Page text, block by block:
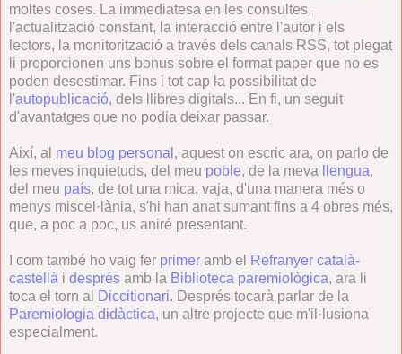
moltes coses. La immediatesa en les consultes,
l'actualització constant, la interacció entre l'autor i els
lectors, la monitorització a través dels canals RSS, tot plegat
li proporcionen uns bonus sobre el format paper que no es
poden desestimar. Fins i tot cap la possibilitat de
l'autopublicació, dels llibres digitals... En fi, un seguit
d'avantatges que no podia deixar passar.
Així, al meu blog personal , aquest on escric ara, on parlo de
les meves inquietuds, del meu poble, de la meva llengua,
del meu país, de tot una mica, vaja, d'una manera més o
menys miscel·lània, s'hi han anat sumant fins a 4 obres més,
que, a poc a poc, us aniré presentant.
I com també ho vaig fer primer amb el
Refranyer català-
castellà i després amb la Biblioteca paremiològica, ara li
toca el torn al
Diccitionari. Després tocarà parlar de la
Paremiologia didàctica, un altre projecte que m'il·lusiona
especialment.